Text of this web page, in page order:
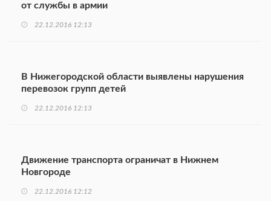
от службы в армии
22.12.2016 12:13
В Нижегородской области выявлены нарушения
перевозок групп детей
22.12.2016 12:13
Движение транспорта ограничат в Нижнем
Новгороде
22.12.2016 12:12